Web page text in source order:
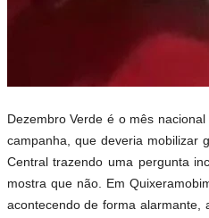
Dezembro Verde é o mês
campanha, que deveria mobilizar
Central trazendo uma pergunta
mostra que não. Em
acontecendo de forma alarmante,